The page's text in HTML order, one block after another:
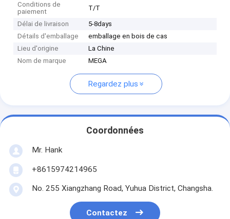
Conditions de
paiement
T/T
Délai de livraison
5-8days
Détails d'emballage
emballage en bois de cas
Lieu d'origine
La Chine
Nom de marque
MEGA
Regardez plus
Coordonnées
Mr. Hank
+8615974214965
No. 255 Xiangzhang Road, Yuhua District, Changsha.
Contactez